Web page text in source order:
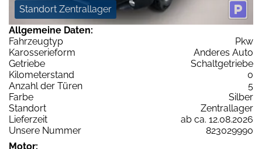
Standort Zentrallager
Allgemeine Daten:
Fahrzeugtyp
Pkw
Karosserieform
Anderes Auto
Getriebe
Schaltgetriebe
Kilometerstand
0
Anzahl der Türen
5
Farbe
Silber
Standort
Zentrallager
Lieferzeit
ab ca. 12.08.2026
Unsere Nummer
823029990
Motor: